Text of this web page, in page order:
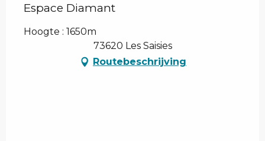
Espace Diamant
Hoogte : 1650m
73620 Les Saisies
Routebeschrijving